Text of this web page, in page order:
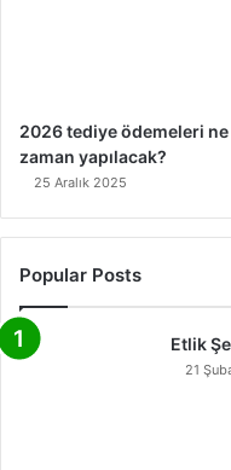
2026 tediye ödemeleri ne
zaman yapılacak?
25 Aralık 2025
Popular Posts
Etlik
21